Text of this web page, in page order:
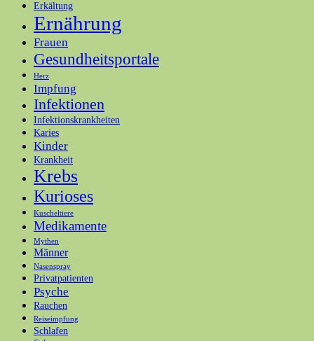
Erkältung
Ernährung
Frauen
Gesundheitsportale
Herz
Impfung
Infektionen
Infektionskrankheiten
Karies
Kinder
Krankheit
Krebs
Kurioses
Kuscheltiere
Medikamente
Mythen
Männer
Nasenspray
Privatpatienten
Psyche
Rauchen
Reiseimpfung
Schlafen